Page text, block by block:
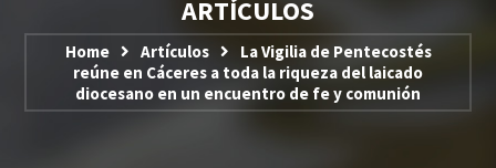
ARTÍCULOS
Home Artículos
La Vigilia de Pentecostés
reúne en Cáceres a toda la riqueza del laicado
diocesano en un encuentro de fe y comunión